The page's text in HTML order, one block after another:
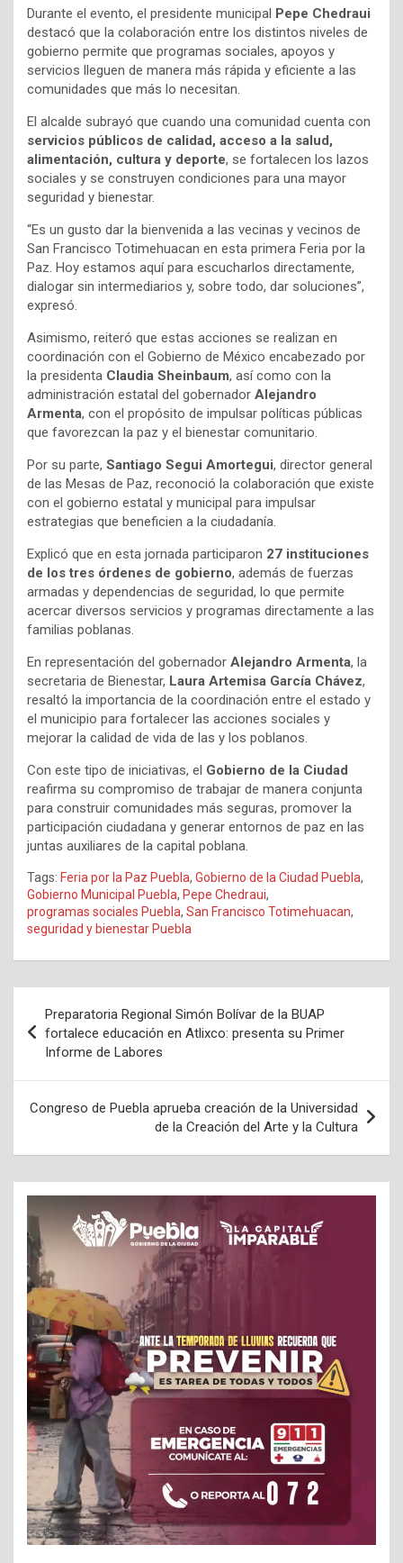
Durante el evento, el presidente municipal Pepe Chedraui
destacó que la colaboración entre los distintos niveles de
gobierno permite que programas sociales, apoyos y
servicios lleguen de manera más rápida y eficiente a las
comunidades que más lo necesitan.
El alcalde subrayó que cuando una comunidad cuenta con
servicios públicos de calidad, acceso a la salud,
alimentación, cultura y deporte, se fortalecen los lazos
sociales y se construyen condiciones para una mayor
seguridad y bienestar.
“Es un gusto dar la bienvenida a las vecinas y vecinos de
San Francisco Totimehuacan en esta primera Feria por la
Paz. Hoy estamos aquí para escucharlos directamente,
dialogar sin intermediarios y, sobre todo, dar soluciones”,
expresó.
Asimismo, reiteró que estas acciones se realizan en
coordinación con el Gobierno de México encabezado por
la presidenta Claudia Sheinbaum, así como con la
administración estatal del gobernador Alejandro
Armenta, con el propósito de impulsar políticas públicas
que favorezcan la paz y el bienestar comunitario.
Por su parte, Santiago Segui Amortegui, director general
de las Mesas de Paz, reconoció la colaboración que existe
con el gobierno estatal y municipal para impulsar
estrategias que beneficien a la ciudadanía.
Explicó que en esta jornada participaron 27 instituciones
de los tres órdenes de gobierno, además de fuerzas
armadas y dependencias de seguridad, lo que permite
acercar diversos servicios y programas directamente a las
familias poblanas.
En representación del gobernador Alejandro Armenta, la
secretaria de Bienestar, Laura Artemisa García Chávez,
resaltó la importancia de la coordinación entre el estado y
el municipio para fortalecer las acciones sociales y
mejorar la calidad de vida de las y los poblanos.
Con este tipo de iniciativas, el Gobierno de la Ciudad
reafirma su compromiso de trabajar de manera conjunta
para construir comunidades más seguras, promover la
participación ciudadana y generar entornos de paz en las
juntas auxiliares de la capital poblana.
Tags: Feria por la Paz Puebla, Gobierno de la Ciudad Puebla,
Gobierno Municipal Puebla, Pepe Chedraui,
programas sociales Puebla, San Francisco Totimehuacan,
seguridad y bienestar Puebla
de
entradas
Preparatoria Regional Simón Bolívar de la BUAP
fortalece educación en Atlixco: presenta su Primer
Informe de Labores
Congreso de Puebla aprueba creación de la Universidad
de la Creación del Arte y la Cultura